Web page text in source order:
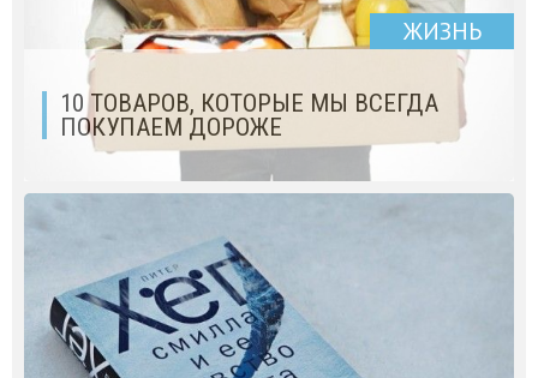
ЖИЗНЬ
10 ТОВАРОВ, КОТОРЫЕ МЫ ВСЕГДА
ПОКУПАЕМ ДОРОЖЕ